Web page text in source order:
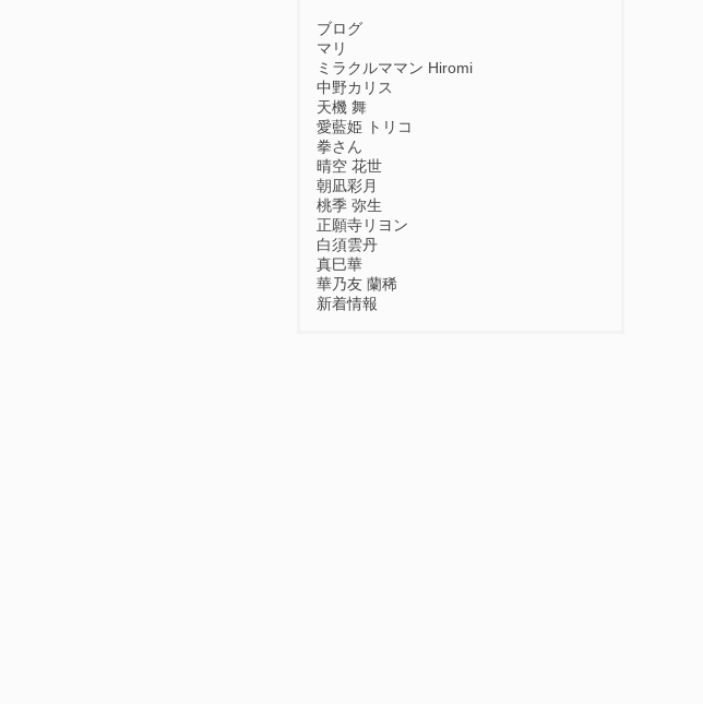
ブログ
マリ
ミラクルママン Hiromi
中野カリス
天機 舞
愛藍姫 トリコ
拳さん
晴空 花世
朝凪彩月
桃季 弥生
正願寺リヨン
白須雲丹
真巳華
華乃友 蘭稀
新着情報